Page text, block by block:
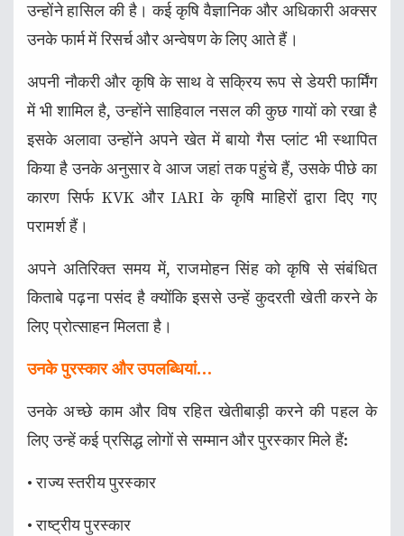
उन्होंने हासिल की है। कई कृषि वैज्ञानिक और अधिकारी अक्सर
उनके फार्म में रिसर्च और अन्वेषण के लिए आते हैं।
अपनी नौकरी और कृषि के साथ वे सक्रिय रूप से डेयरी फार्मिंग
में भी शामिल है, उन्होंने साहिवाल नसल की कुछ गायों को रखा है
इसके अलावा उन्होंने अपने खेत में बायो गैस प्लांट भी स्थापित
किया है उनके अनुसार वे आज जहां तक पहुंचे हैं, उसके पीछे का
कारण सिर्फ KVK और IARI के कृषि माहिरों द्वारा दिए गए
परामर्श हैं।
अपने अतिरिक्त समय में, राजमोहन सिंह को कृषि से संबंधित
किताबे पढ़ना पसंद है क्योंकि इससे उन्हें कुदरती खेती करने के
लिए प्रोत्साहन मिलता है।
उनके पुरस्कार और उपलब्धियां…
उनके अच्छे काम और विष रहित खेतीबाड़ी करने की पहल के
लिए उन्हें कई प्रसिद्ध लोगों से सम्मान और पुरस्कार मिले हैं:
• राज्य स्तरीय पुरस्कार
• राष्ट्रीय पुरस्कार